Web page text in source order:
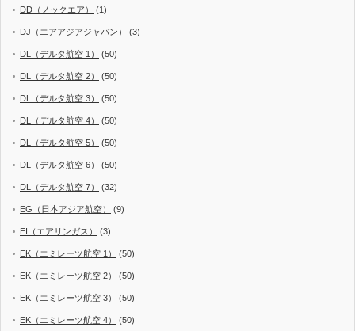
DD（ノックエア） (1)
DJ（エアアジアジャパン） (3)
DL（デルタ航空 1） (50)
DL（デルタ航空 2） (50)
DL（デルタ航空 3） (50)
DL（デルタ航空 4） (50)
DL（デルタ航空 5） (50)
DL（デルタ航空 6） (50)
DL（デルタ航空 7） (32)
EG（日本アジア航空） (9)
EI（エアリンガス） (3)
EK（エミレーツ航空 1） (50)
EK（エミレーツ航空 2） (50)
EK（エミレーツ航空 3） (50)
EK（エミレーツ航空 4） (50)